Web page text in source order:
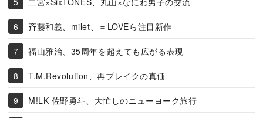
斉藤和義、milet、＝LOVEら注目新作
福山雅治、35周年を超えても広がる表現
T.M.Revolution、再ブレイクの真価
M!LK 佐野勇斗、大忙しのニューヨーク旅行